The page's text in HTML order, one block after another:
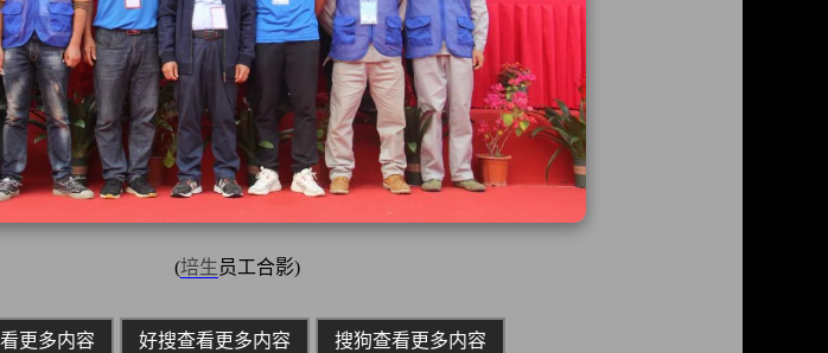
(培生员工合影)
更多内容 好搜查看更多内容 搜狗查看更多内容